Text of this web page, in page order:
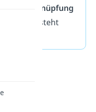
Verknüpfung
Form steht